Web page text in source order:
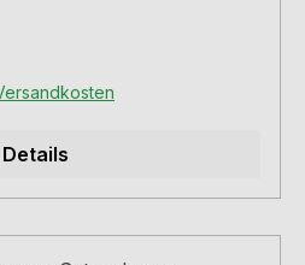
Details